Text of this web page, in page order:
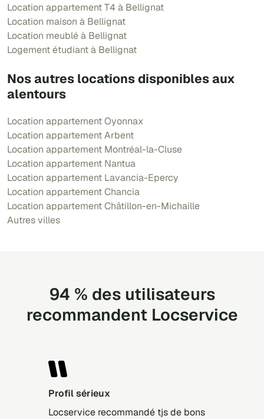
Location appartement T4 à Bellignat
Location maison à Bellignat
Location meublé à Bellignat
Logement étudiant à Bellignat
Nos autres locations disponibles aux
alentours
Location appartement Oyonnax
Location appartement Arbent
Location appartement Montréal-la-Cluse
Location appartement Nantua
Location appartement Lavancia-Epercy
Location appartement Chancia
Location appartement Châtillon-en-Michaille
Autres villes
94 % des utilisateurs
recommandent Locservice
Profil sérieux
Locservice recommandé tjs de bons